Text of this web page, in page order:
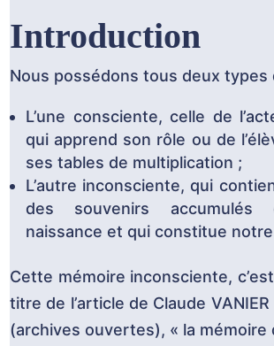
Introduction
Nous possédons tous deux types
L’une consciente, celle de
qui apprend son rôle ou de
ses tables de multiplication ;
L’autre inconsciente, qui
des souvenirs accumulés
naissance et qui constitue
Cette mémoire inconsciente,
titre de l’article de Claude
(archives ouvertes), « la mémoire